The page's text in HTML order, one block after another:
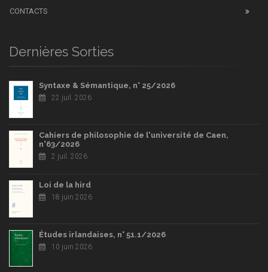
CONTACTS
Dernières Sorties
Syntaxe & Sémantique, n° 25/2026
22 juil. 2026
Cahiers de philosophie de l'université de Caen,
n°63/2026
2 juil. 2026
Loi de la hird
18 juin 2026
Études irlandaises, n° 51.1/2026
10 juin 2026